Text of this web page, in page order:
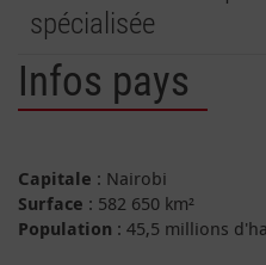
spécialisée
Infos pays
Capitale : Nairobi
Surface : 582 650 km²
Population : 45,5 millions